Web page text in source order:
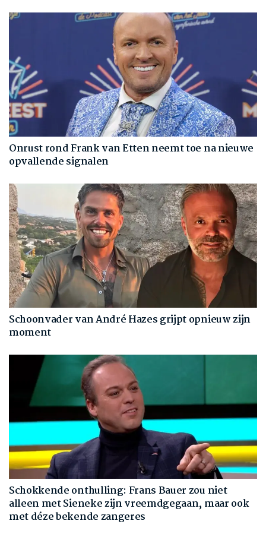
Onrust rond Frank van Etten neemt toe na nieuwe
opvallende signalen
Schoonvader van André Hazes grijpt opnieuw zijn
moment
Schokkende onthulling: Frans Bauer zou niet
alleen met Sieneke zijn vreemdgegaan, maar ook
met déze bekende zangeres